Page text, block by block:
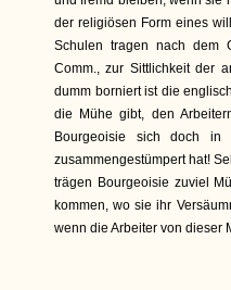
der religiösen Form eines
Schulen tragen nach dem
Comm., zur Sittlichkeit der
dumm borniert ist die
die Mühe gibt, den
Bourgeoisie sich doch
zusammengestümpert hat!
trägen Bourgeoisie zuviel
kommen, wo sie ihr
wenn die Arbeiter von dieser